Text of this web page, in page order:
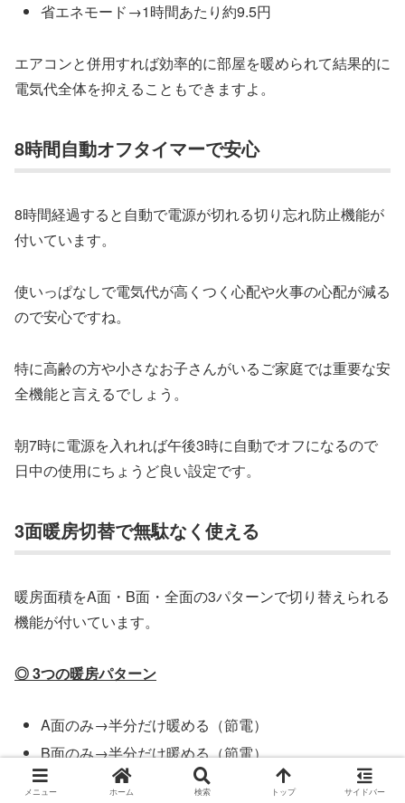
省エネモード→1時間あたり約9.5円
エアコンと併用すれば効率的に部屋を暖められて結果的に
電気代全体を抑えることもできますよ。
8時間自動オフタイマーで安心
8時間経過すると自動で電源が切れる切り忘れ防止機能が
付いています。
使いっぱなしで電気代が高くつく心配や火事の心配が減る
ので安心ですね。
特に高齢の方や小さなお子さんがいるご家庭では重要な安
全機能と言えるでしょう。
朝7時に電源を入れれば午後3時に自動でオフになるので
日中の使用にちょうど良い設定です。
3面暖房切替で無駄なく使える
暖房面積をA面・B面・全面の3パターンで切り替えられる
機能が付いています。
◎ 3つの暖房パターン
A面のみ→半分だけ暖める（節電）
B面のみ→半分だけ暖める（節電）
全面→全体を暖める（家族で使う時）
メニュー ホーム 検索 トップ サイドバー